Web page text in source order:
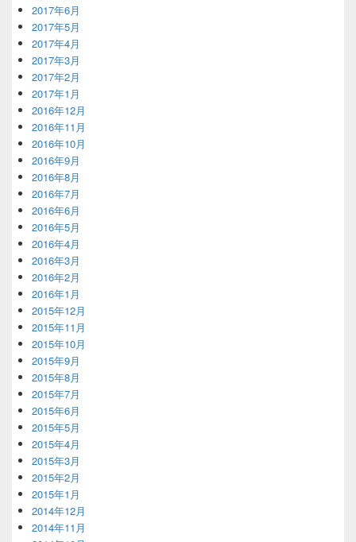
2017年6月
2017年5月
2017年4月
2017年3月
2017年2月
2017年1月
2016年12月
2016年11月
2016年10月
2016年9月
2016年8月
2016年7月
2016年6月
2016年5月
2016年4月
2016年3月
2016年2月
2016年1月
2015年12月
2015年11月
2015年10月
2015年9月
2015年8月
2015年7月
2015年6月
2015年5月
2015年4月
2015年3月
2015年2月
2015年1月
2014年12月
2014年11月